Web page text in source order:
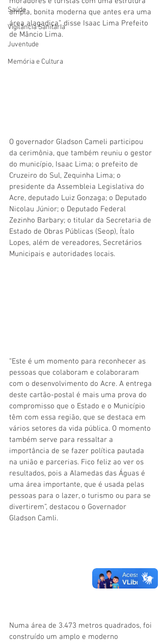
Saúde
Vigilãncia Sanitária
Juventude
Memória e Cultura
ampla, bonita moderna que antes era uma
área alagadiça”, disse Isaac Lima Prefeito
de Mâncio Lima.
O governador Gladson Cameli participou
da cerimônia, que também reuniu o gestor
do município, Isaac Lima; o prefeito de
Cruzeiro do Sul, Zequinha Lima; o
presidente da Assembleia Legislativa do
Acre, deputado Luiz Gonzaga; o Deputado
Nicolau Júnior; o Deputado Federal
Zezinho Barbary; o titular da Secretaria de
Estado de Obras Públicas (Seop), Ítalo
Lopes, além de vereadores, Secretários
Municipais e autoridades locais.
“Este é um momento para reconhecer as
pessoas que colaboram e colaboraram
com o desenvolvimento do Acre. A entrega
deste cartão-postal é mais uma prova do
compromisso que o Estado e o Município
têm com essa região, que se destaca em
vários setores da vida pública. O momento
também serve para ressaltar a
importância de se fazer política pautada
na união e parcerias. Fico feliz ao ver os
resultados, pois a Alamedas das Águas é
uma área importante, que é usada pelas
pessoas para o lazer, o turismo ou para se
divertirem”, destacou o Governador
Gladson Camli.
Numa área de 3.473 metros quadrados, foi
construído um amplo e moderno